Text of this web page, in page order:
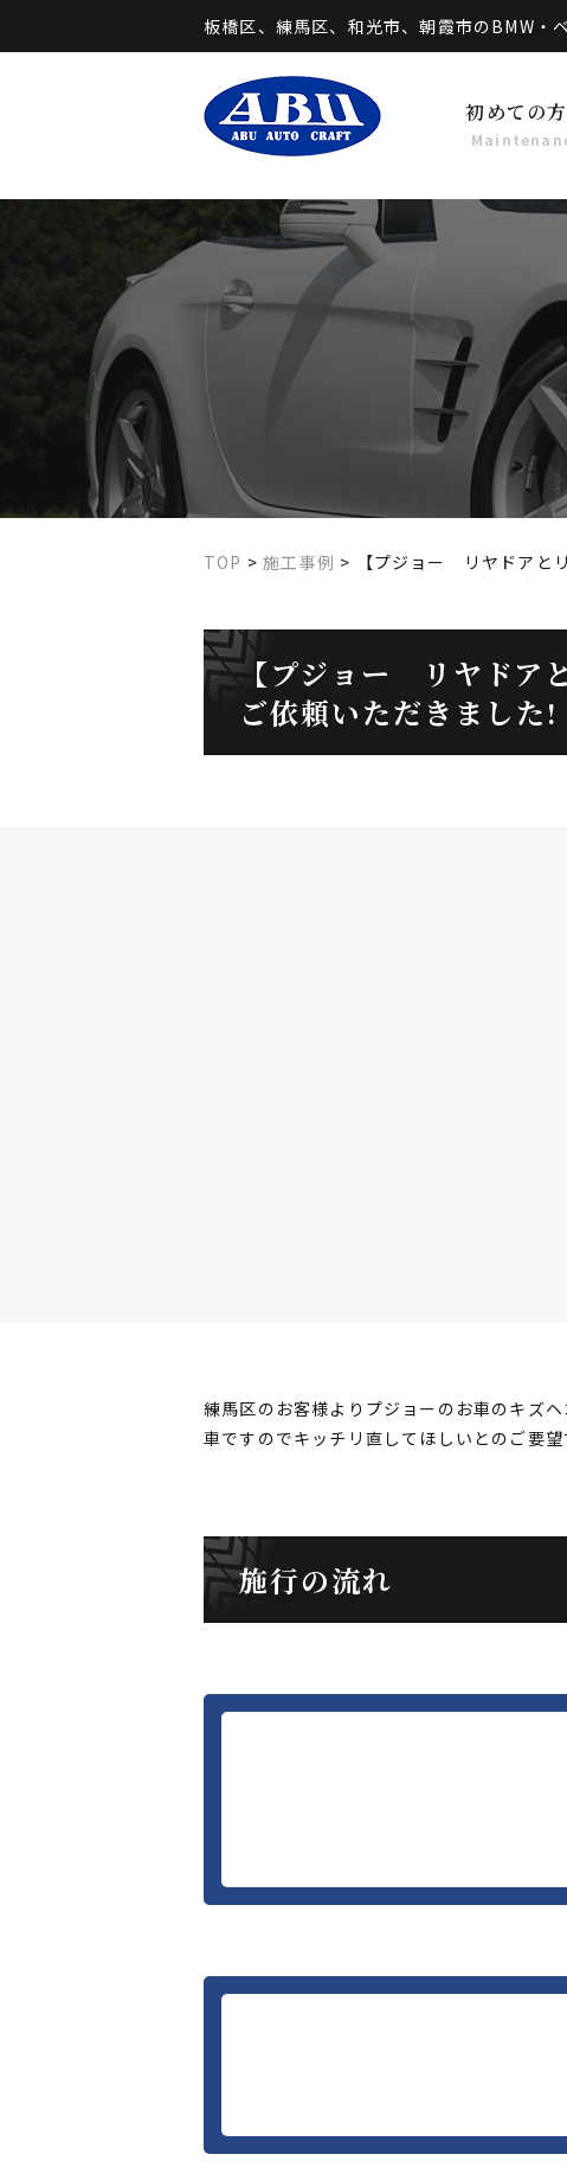
板橋区、練馬区、和光市、朝霞市のBMW・
初めての
TOP >施工事例 > 【プジョー リヤドアと
【プジョー リヤドア
ご依頼いただきました!
練馬区のお客様よりプジョーのお車のキズ
車ですのでキッチリ直してほしいとのご要望
施行の流れ